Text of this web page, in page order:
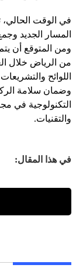
في الوقت الحالي،
المسار الجديد
ومن المتوقع أن
من الرياض خلال
اللوائح
وضمان سلامة
التكنولوجية في
والتقنيات.
في هذا المقال: